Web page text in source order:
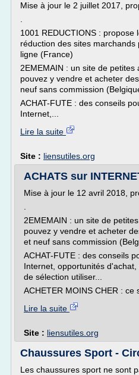
Mise à jour le 2 juillet 2017,
1001 REDUCTIONS :
réduction des sites
ligne (France)
2EMEMAIN : un site de
pouvez y vendre et acheter
neuf sans commission
ACHAT-FUTE : des conseils
Internet,...
Lire la suite
Site : liensutiles.org
ACHATS sur
Mise à jour le 12 avril 2018,
2EMEMAIN : un site de
pouvez y vendre et acheter
et neuf sans commission
ACHAT-FUTE : des conseils
Internet, opportunités
de sélection utiliser...
ACHETER MOINS CHER : ce
Lire la suite
Site : liensutiles.org
Chaussures Sport -
Les chaussures sport ne sont